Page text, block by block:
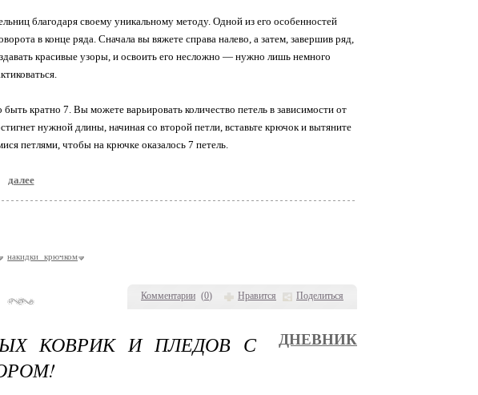
Комментарии (0) Нравится Поделиться
благодаря своему уникальному методу. Одной из его особенностей
в конце ряда. Сначала вы вяжете справа налево, а затем, завершив ряд,
красивые узоры, и освоить его несложно — нужно лишь немного
кратно 7. Вы можете варьировать количество петель в зависимости от
нужной длины, начиная со второй петли, вставьте крючок и вытяните
петлями, чтобы на крючке оказалось 7 петель.
далее
накидки крючком
КОВРИК И ПЛЕДОВ С
ДНЕВНИК